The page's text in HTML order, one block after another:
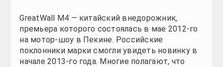
GreatWall M4 — китайский внедорожник, премьера
увидеть новинку в начале 2013-го года. Многие
только внешним видом, но и платформой, на
В России автомобиль пользуется завидным
неплохая техническая начинка и доступная ценовая